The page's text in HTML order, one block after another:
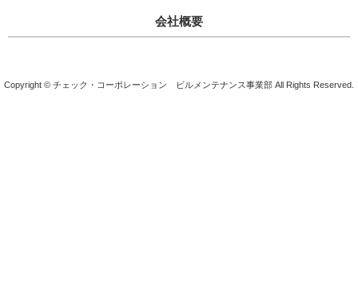
会社概要
Copyright © チェック・コーポレーション ビルメンテナンス事業部 All Rights Reserved.